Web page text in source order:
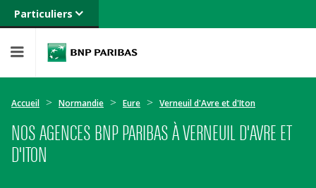
Particuliers
Banque privée
Entreprises
Accueil Normandie Eure Verneuil d'Avre et d'Iton
NOS AGENCES BNP PARIBAS À VERNEUIL D'AVRE ET
D'ITON